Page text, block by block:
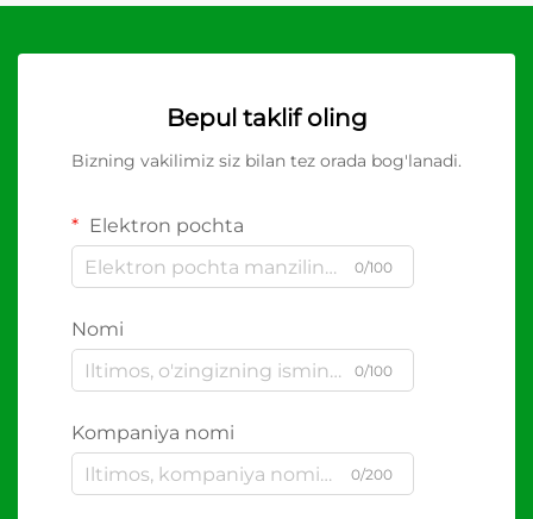
Bepul taklif oling
Bizning vakilimiz siz bilan tez orada bog'lanadi.
Elektron pochta
0/100
Nomi
0/100
Kompaniya nomi
0/200